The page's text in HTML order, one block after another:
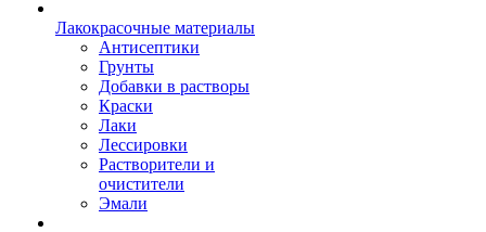
Лакокрасочные материалы
Антисептики
Грунты
Добавки в растворы
Краски
Лаки
Лессировки
Растворители и
очистители
Эмали